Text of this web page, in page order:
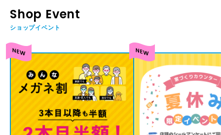
Shop Event
ショップイベント